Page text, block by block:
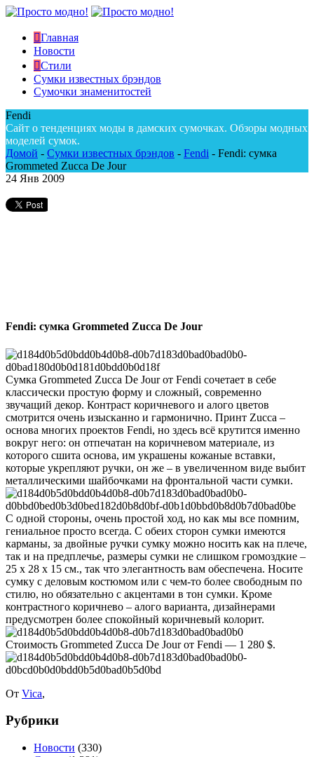
Главная
Новости
Стили
Сумки известных брэндов
Сумочки знаменитостей
Fendi
Сайт о тенденциях моды в дамских сумочках. Обзоры модных
моделей сумок.
Домой - Сумки известных брэндов - Fendi - Fendi: сумка
Grommeted Zucca De Jour
24 Янв 2009
Fendi: сумка Grommeted Zucca De Jour
Сумка Grommeted Zucca De Jour от Fendi сочетает в себе
классически простую форму и сложный, современно
звучащий декор. Контраст коричневого и алого цветов
смотрится очень изысканно и гармонично. Принт Zucca –
основа многих проектов Fendi, но здесь всё крутится именно
вокруг него: он отпечатан на коричневом материале, из
которого сшита основа, им украшены кожаные вставки,
которые укрепляют ручки, он же – в увеличенном виде выбит
металлическими шайбочками на фронтальной части сумки.
С одной стороны, очень простой ход, но как мы все помним,
гениальное просто всегда. С обеих сторон сумки имеются
карманы, за двойные ручки сумку можно носить как на плече,
так и на предплечье, размеры сумки не слишком громоздкие –
25 х 28 х 15 см., так что элегантность вам обеспечена. Носите
сумку с деловым костюмом или с чем-то более свободным по
стилю, но обязательно с акцентами в тон сумки. Кроме
контрастного коричнево – алого варианта, дизайнерами
предусмотрен более спокойный коричневый колорит.
Стоимость Grommeted Zucca De Jour от Fendi — 1 280 $.
От Vica,
Рубрики
Новости (330)